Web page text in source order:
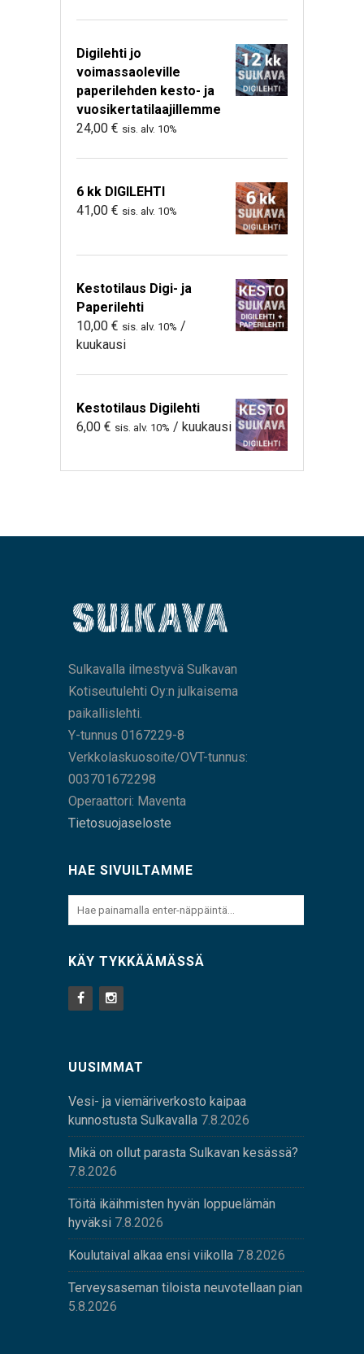
Digilehti jo
voimassaoleville
paperilehden kesto- ja
vuosikertatilaajillemme
24,00 € sis. alv. 10%
6 kk DIGILEHTI
41,00 € sis. alv. 10%
Kestotilaus Digi- ja
Paperilehti
10,00 € sis. alv. 10% /
kuukausi
Kestotilaus Digilehti
6,00 € sis. alv. 10% / kuukausi
Sulkavalla ilmestyvä Sulkavan
Kotiseutulehti Oy:n julkaisema
paikallislehti.
Y-tunnus 0167229-8
Verkkolaskuosoite/OVT-tunnus:
003701672298
Operaattori: Maventa
Tietosuojaseloste
HAE SIVUILTAMME
KÄY TYKKÄÄMÄSSÄ
UUSIMMAT
Vesi- ja viemäriverkosto kaipaa
kunnostusta Sulkavalla 7.8.2026
Mikä on ollut parasta Sulkavan kesässä?
7.8.2026
Töitä ikäihmisten hyvän loppuelämän
hyväksi 7.8.2026
Koulutaival alkaa ensi viikolla 7.8.2026
Terveysaseman tiloista neuvotellaan pian
5.8.2026